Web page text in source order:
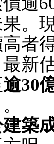
。
高者
最新
逾30
築